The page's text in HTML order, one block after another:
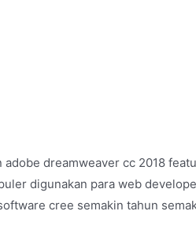
dreamweaver cc 2018
digunakan para web
cree semakin tahun